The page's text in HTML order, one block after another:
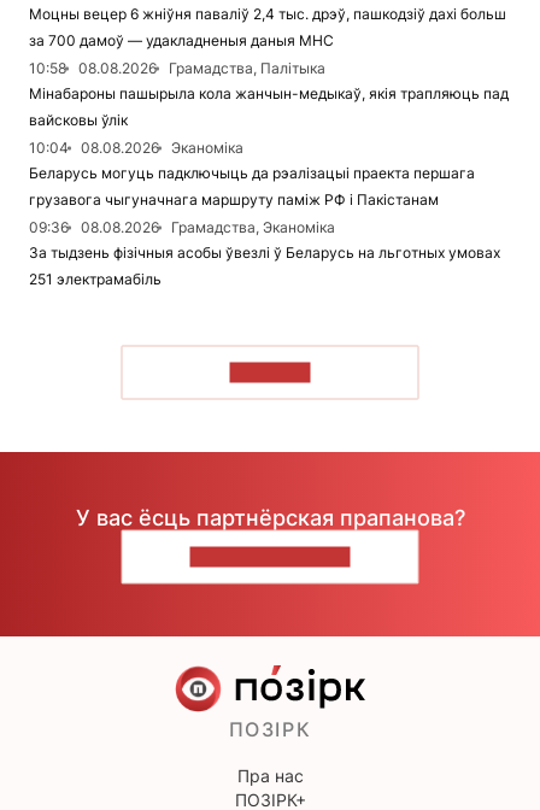
Моцны вецер 6 жніўня паваліў 2,4 тыс. дрэў, пашкодзіў дахі больш
за 700 дамоў — удакладненыя даныя МНС
10:58
08.08.2026
Грамадства, Палітыка
Мінабароны пашырыла кола жанчын-медыкаў, якія трапляюць пад
вайсковы ўлік
10:04
08.08.2026
Эканоміка
Беларусь могуць падключыць да рэалізацыі праекта першага
грузавога чыгуначнага маршруту паміж РФ і Пакістанам
09:36
08.08.2026
Грамадства, Эканоміка
За тыдзень фізічныя асобы ўвезлі ў Беларусь на льготных умовах
251 электрамабіль
У вас ёсць партнёрская прапанова?
ПОЗІРК
Пра нас
ПОЗІРК+